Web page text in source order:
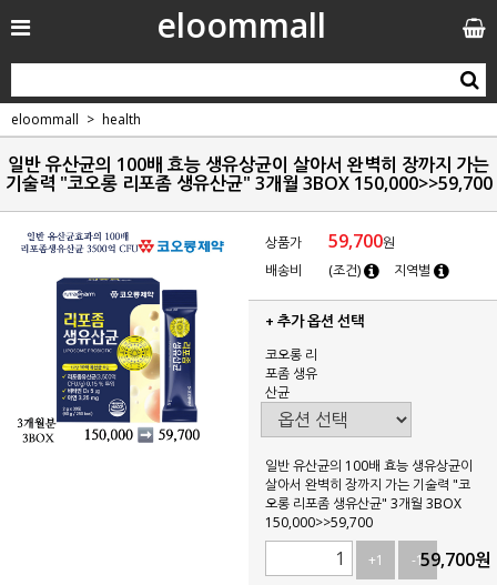
eloommall
eloommall health
일반 유산균의 100배 효능 생유상균이 살아서 완벽히 장까지 가는
기술력 "코오롱 리포좀 생유산균" 3개월 3BOX 150,000>>59,700
상품가 59,700원
배송비
(조건) 지역별
+ 추가 옵션 선택
코오롱 리
포좀 생유
산균
일반 유산균의 100배 효능 생유상균이
살아서 완벽히 장까지 가는 기술력 "코
오롱 리포좀 생유산균" 3개월 3BOX
150,000>>59,700
+1
-159,700원